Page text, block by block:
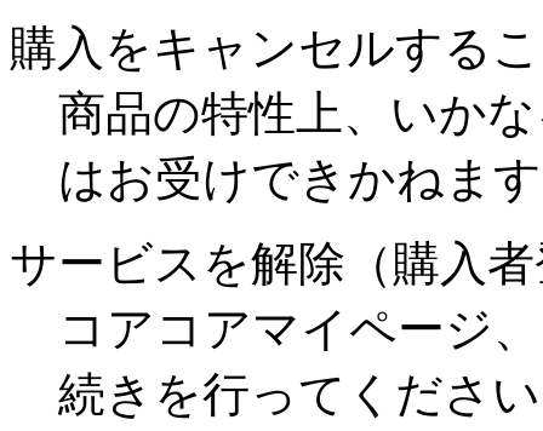
購入をキャンセルする
商品の特性上、いか
はお受けできかねま
サービスを解除（購入
コアコアマイページ
続きを行ってくださ